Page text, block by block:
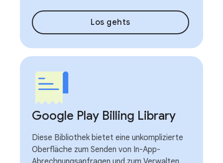
Los gehts
Google Play Billing Library
Diese Bibliothek bietet eine unkomplizierte
Oberfläche zum Senden von In-App-